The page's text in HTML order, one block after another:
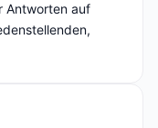
Antworten auf